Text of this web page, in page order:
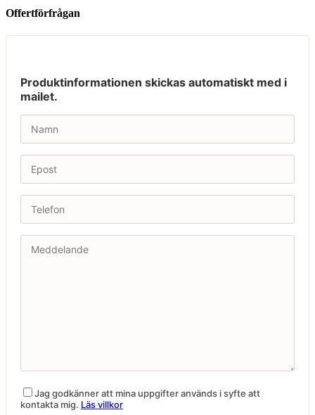
Offertförfrågan
Produktinformationen skickas automatiskt med i
mailet.
Jag godkänner att mina uppgifter används i syfte att
kontakta mig. Läs villkor